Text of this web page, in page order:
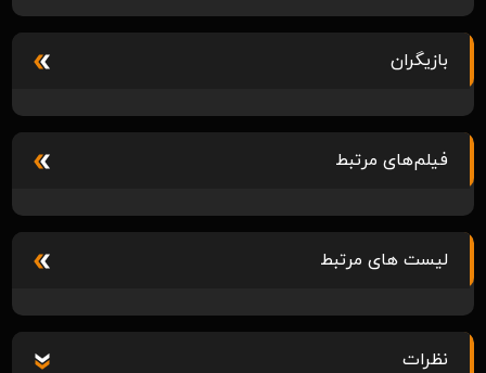
بازیگران
فیلم‌های مرتبط
لیست های مرتبط
نظرات